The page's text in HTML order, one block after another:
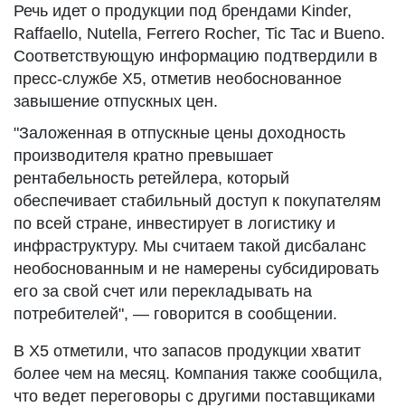
Речь идет о продукции под брендами Kinder,
Raffaello, Nutella, Ferrero Rocher, Tic Tac и Bueno.
Соответствующую информацию подтвердили в
пресс-службе Х5, отметив необоснованное
завышение отпускных цен.
"Заложенная в отпускные цены доходность
производителя кратно превышает
рентабельность ретейлера, который
обеспечивает стабильный доступ к покупателям
по всей стране, инвестирует в логистику и
инфраструктуру. Мы считаем такой дисбаланс
необоснованным и не намерены субсидировать
его за свой счет или перекладывать на
потребителей", — говорится в сообщении.
В Х5 отметили, что запасов продукции хватит
более чем на месяц. Компания также сообщила,
что ведет переговоры с другими поставщиками